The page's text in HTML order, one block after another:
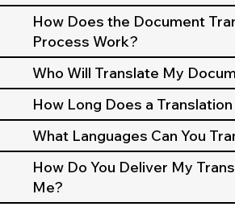
How Does the Document
Process Work?
Who Will Translate My
How Long Does a Translation
What Languages Can You
How Do You Deliver My
Me?